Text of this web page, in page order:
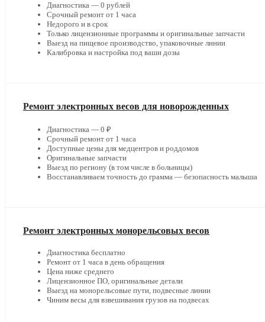
Диагностика — 0 рублей
Срочный ремонт от 1 часа
Недорого и в срок
Только лицензионные программы и оригинальные запчасти
Выезд на пищевое производство, упаковочные линии
Калибровка и настройка под ваши дозы
Ремонт электронных весов для новорожденных
Диагностика — 0 ₽
Срочный ремонт от 1 часа
Доступные цены для медцентров и роддомов
Оригинальные запчасти
Выезд по региону (в том числе в больницы)
Восстанавливаем точность до грамма — безопасность малыша
Ремонт электронных монорельсовых весов
Диагностика бесплатно
Ремонт от 1 часа в день обращения
Цена ниже среднего
Лицензионное ПО, оригинальные детали
Выезд на монорельсовые пути, подвесные линии
Чиним весы для взвешивания грузов на подвесах